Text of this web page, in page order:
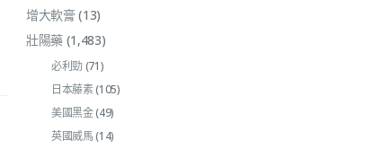
增大軟膏 (13)
壯陽藥(1,483)
必利勁(71)
日本藤素(105)
美國黑金(49)
英國威馬(14)